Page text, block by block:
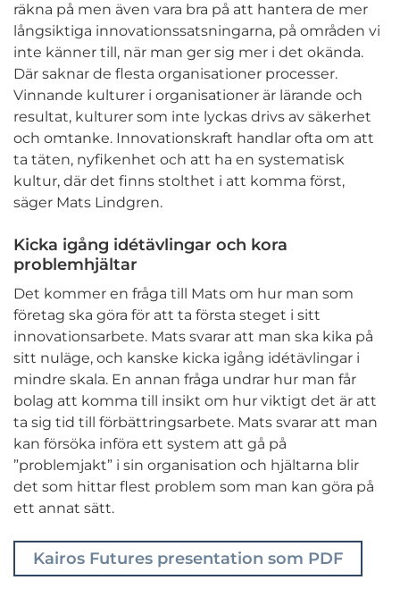
räkna på men även vara bra på att hantera de mer
långsiktiga innovationssatsningarna, på områden vi
inte känner till, när man ger sig mer i det okända.
Där saknar de flesta organisationer processer.
Vinnande kulturer i organisationer är lärande och
resultat, kulturer som inte lyckas drivs av säkerhet
och omtanke. Innovationskraft handlar ofta om att
ta täten, nyfikenhet och att ha en systematisk
kultur, där det finns stolthet i att komma först,
säger Mats Lindgren.
Kicka igång idétävlingar och kora
problemhjältar
Det kommer en fråga till Mats om hur man som
företag ska göra för att ta första steget i sitt
innovationsarbete. Mats svarar att man ska kika på
sitt nuläge, och kanske kicka igång idétävlingar i
mindre skala. En annan fråga undrar hur man får
bolag att komma till insikt om hur viktigt det är att
ta sig tid till förbättringsarbete. Mats svarar att man
kan försöka införa ett system att gå på
”problemjakt” i sin organisation och hjältarna blir
det som hittar flest problem som man kan göra på
ett annat sätt.
Kairos Futures presentation som PDF